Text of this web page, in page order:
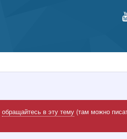
обращайтесь в эту тему(там можно